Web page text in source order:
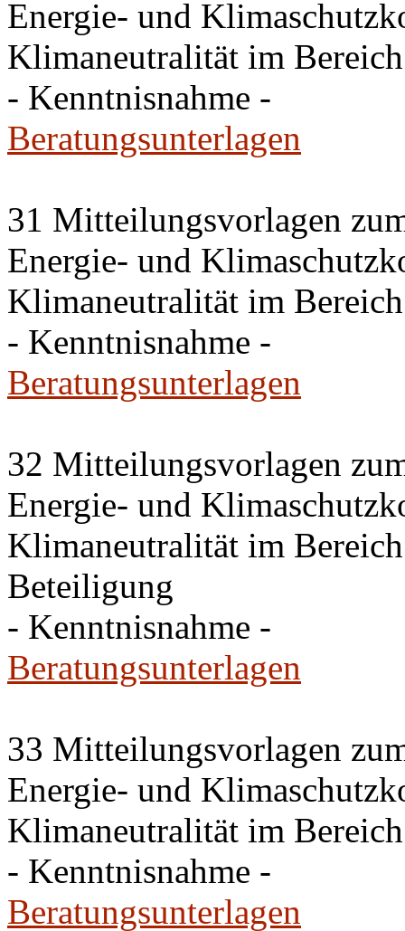
Energie- und
Klimaneutralität im
- Kenntnisnahme -
Beratungsunterlagen
31 Mitteilungsvorlagen
Energie- und
Klimaneutralität im
- Kenntnisnahme -
Beratungsunterlagen
32 Mitteilungsvorlagen
Energie- und
Klimaneutralität im
Beteiligung
- Kenntnisnahme -
Beratungsunterlagen
33 Mitteilungsvorlagen
Energie- und
Klimaneutralität im
- Kenntnisnahme -
Beratungsunterlagen